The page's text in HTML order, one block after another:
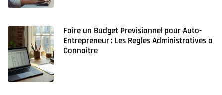
Faire un Budget Previsionnel pour Auto-
Entrepreneur : Les Regles Administratives a
Connaitre